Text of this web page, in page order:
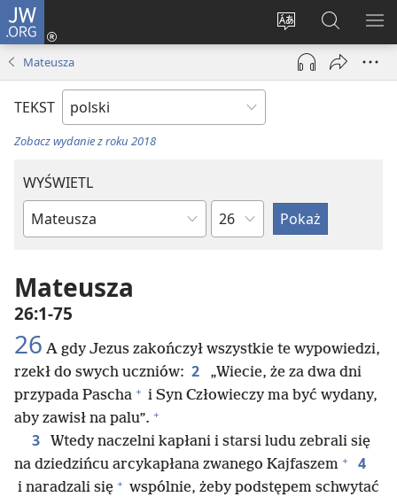
JW.ORG
Wybór
języka
Logowanie
(opens
window)
Szukaj
na
JW.ORG
Mateusza
TEKST
Zobacz wydanie z roku 2018
WYŚWIETL
według
biblijnych
według
rozdziałów
Mateusza
26:1-75
26 A gdy Jezus zakończył wszystkie te wypowiedzi,
rzekł do swych uczniów: 2
„Wiecie, że za dwa dni
przypada Pascha + i Syn Człowieczy ma być wydany,
aby zawisł na palu”. +
3
Wtedy naczelni kapłani i starsi ludu zebrali się
na dziedzińcu arcykapłana zwanego Kajfaszem + 4
i naradzali się + wspólnie, żeby podstępem schwytać